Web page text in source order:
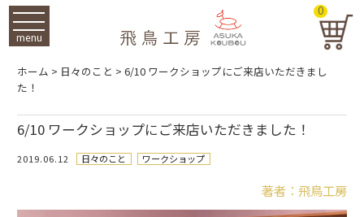
menu
0
ホーム > 日々のこと > 6/10 ワークショップにご来店いただきまし
た！
6/10 ワークショップにご来店いただきました！
2019.06.12 日々のこと ワークショップ
著者：飛鳥工房